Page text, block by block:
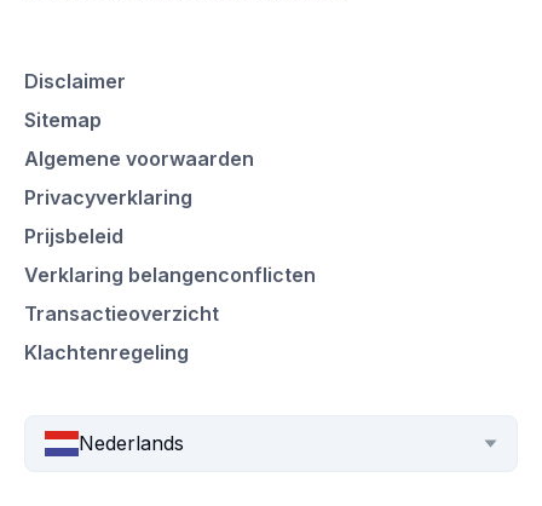
Disclaimer
Sitemap
Algemene voorwaarden
Privacyverklaring
Prijsbeleid
Verklaring belangenconflicten
Transactieoverzicht
Klachtenregeling
Nederlands